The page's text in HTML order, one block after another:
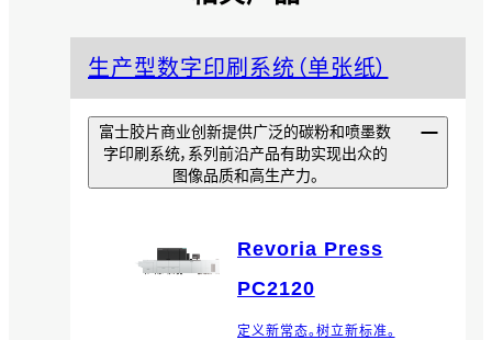
生产型数字印刷系统（单张纸）
富士胶片商业创新提供广泛的碳粉和喷墨数
字印刷系统，系列前沿产品有助实现出众的
图像品质和高生产力。
Revoria Press
PC2120
定义新常态。树立新标准。